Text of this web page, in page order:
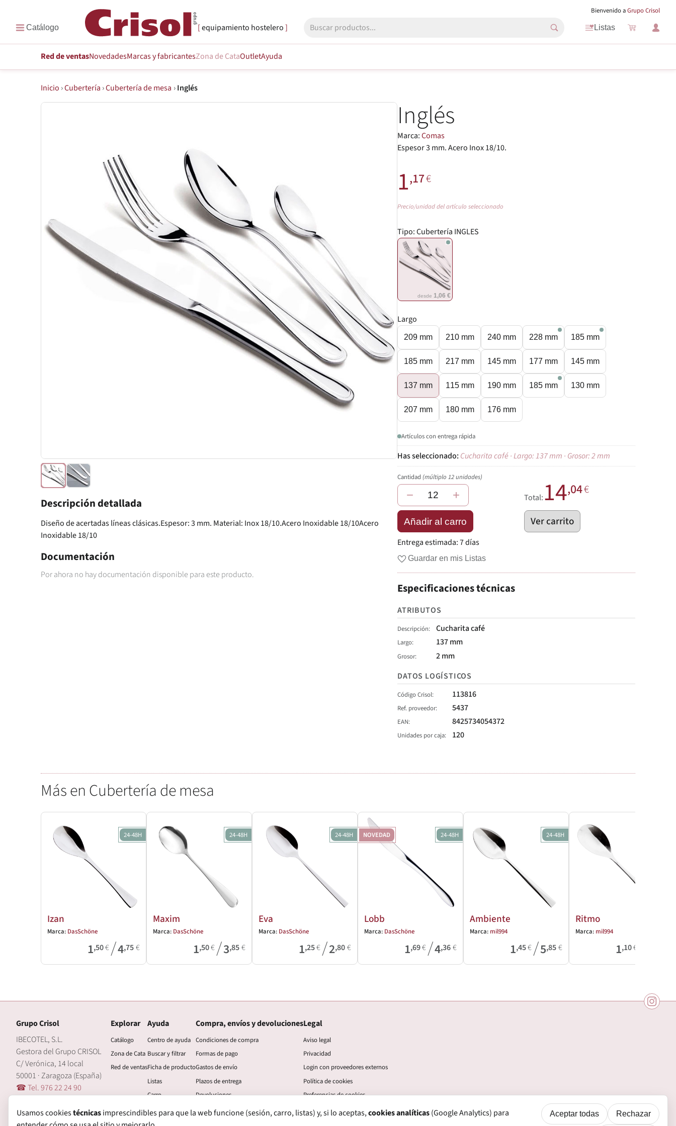
Bienvenido aGrupo Crisol
equipamiento hostelero Listas
Red de ventasNovedadesMarcasy fabricantesZona de CataOutletAyuda
Inicio ›Cubertería ›Cubertería de mesa › Inglés
Descripción detallada
Diseño de acertadas líneas clásicas.Espesor: 3 mm. Material: Inox 18/10.Acero Inoxidable 18/10Acero
Inoxidable 18/10
Documentación
Por ahora no hay documentación disponible para este producto.
Inglés
Marca:Comas
Espesor 3 mm. Acero Inox 18/10.
1,17€
Precio/unidad del artículo seleccionado
Tipo:Cubertería INGLES
desde 1,06 €
Largo
209 mm 210 mm 240 mm 228 mm 185 mm
185 mm 217 mm 145 mm 177 mm 145 mm
137 mm 115 mm 190 mm 185 mm 130 mm
207 mm 180 mm 176 mm
Artículos con entrega rápida
Cucharita café · Largo: 137 mm · Grosor: 2 mm
Cantidad(múltiplo 12 unidades)
− +
Añadir al carro
Total:14,04€
Ver carrito
Entrega estimada:7 días
Guardar en mis Listas
Especificaciones técnicas
ATRIBUTOS
Descripción Cucharita café
Largo 137 mm
Grosor
2 mm
DATOS LOGÍSTICOS
Código Crisol 113816
Ref. proveedor 5437
EAN 8425734054372
Unidades por caja 120
Más en Cubertería de mesa
24-48H
Izan
Marca: DasSchöne
1,50€/4,75€
24-48H
Maxim
Marca: DasSchöne
1,50€/3,85€
24-48H
Eva
Marca: DasSchöne
1,25€/2,80€
NOVEDAD 24-48H
Lobb
Marca: DasSchöne
1,69€/4,36€
24-48H
Ambiente
Marca: mil994
1,45€/5,85€
Ritmo
Marca: mil994
1,10€
Grupo Crisol
IBECOTEL, S.L.
Gestora del Grupo CRISOL
C/ Verónica, 14 local
50001 · Zaragoza (España)
☎ Tel. 976 22 24 90
Explorar
Catálogo
Zona de Cata
Red de ventas
Ayuda
Centro de ayuda
Buscar y filtrar
Ficha de producto
Listas
Carro
Mi cuenta
Compra, envíos y devoluciones
Condiciones de compra
Formas de pago
Gastos de envío
Plazos de entrega
Devoluciones
Garantía
Legal
Aviso legal
Privacidad
Login con proveedores externos
Política de cookies
Preferencias de cookies
Usamos cookiestécnicasimprescindibles para que la web funcione (sesión, carro, listas) y, si lo aceptas,cookies analíticas(Google Analytics) para
Aceptar todas Rechazar